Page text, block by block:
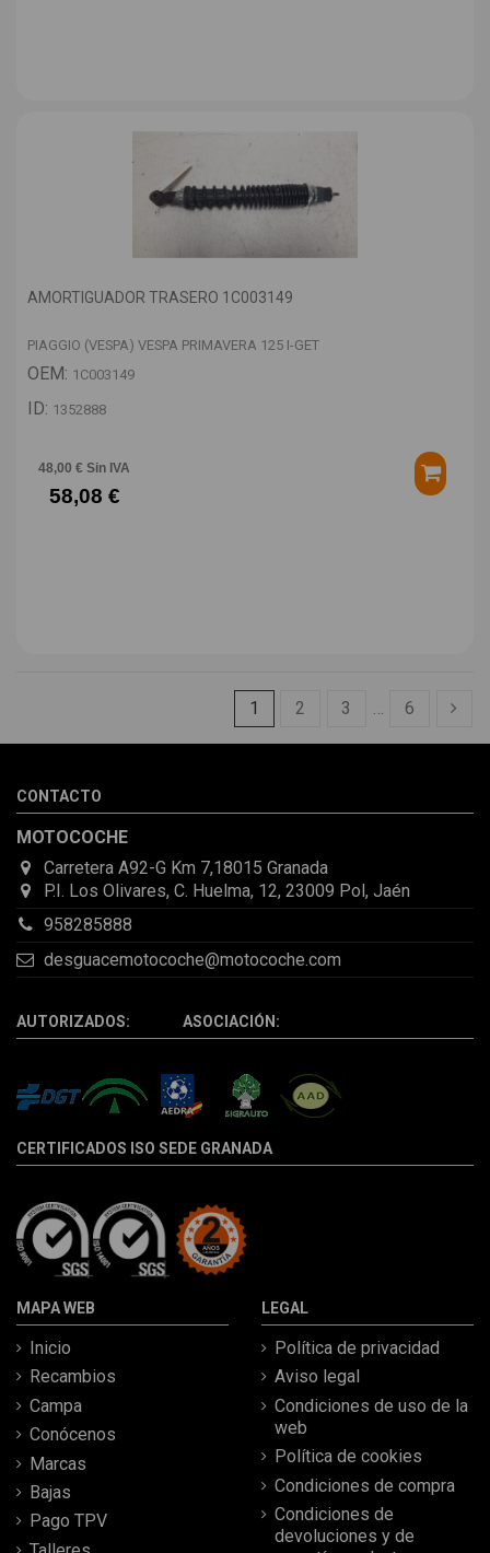
AMORTIGUADOR TRASERO 1C003149
PIAGGIO (VESPA) VESPA PRIMAVERA 125 I-GET
OEM: 1C003149
ID: 1352888
48,00 € Sin IVA
58,08 €
1 2 3 … 6
CONTACTO
MOTOCOCHE
Carretera A92-G Km 7,18015 Granada
P.I. Los Olivares, C. Huelma, 12, 23009 Pol, Jaén
958285888
desguacemotocoche@motocoche.com
AUTORIZADOS: ASOCIACIÓN:
CERTIFICADOS ISO SEDE GRANADA
MAPA WEB
Inicio
Recambios
Campa
Conócenos
Marcas
Bajas
Pago TPV
LEGAL
Política de privacidad
Aviso legal
Condiciones de uso de la
web
Política de cookies
Condiciones de compra
Condiciones de
devoluciones y de